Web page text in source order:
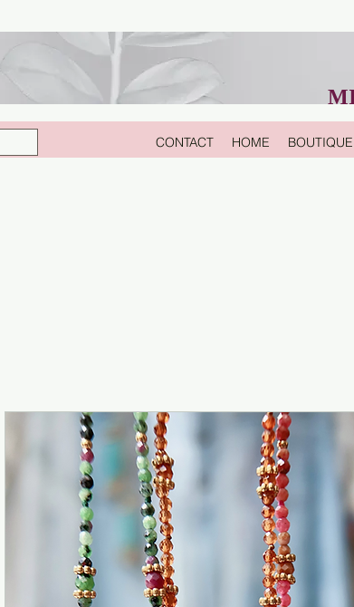
CONTACT HOME BOUTIQUE